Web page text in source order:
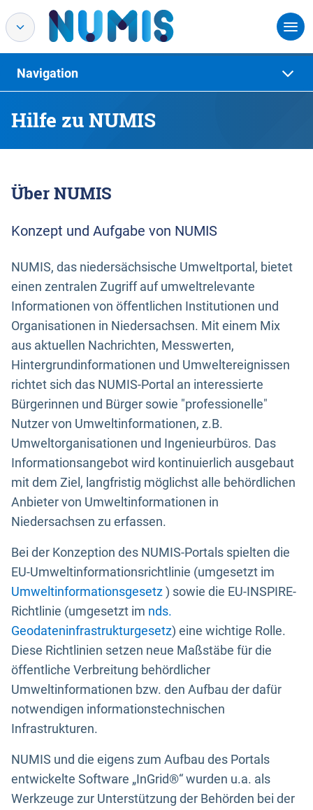
Hilfe zu NUMIS
Navigation
Über NUMIS
Konzept und Aufgabe von NUMIS
NUMIS, das niedersächsische Umweltportal, bietet
einen zentralen Zugriff auf umweltrelevante
Informationen von öffentlichen Institutionen und
Organisationen in Niedersachsen. Mit einem Mix
aus aktuellen Nachrichten, Messwerten,
Hintergrundinformationen und Umweltereignissen
richtet sich das NUMIS-Portal an interessierte
Bürgerinnen und Bürger sowie "professionelle"
Nutzer von Umweltinformationen, z.B.
Umweltorganisationen und Ingenieurbüros. Das
Informationsangebot wird kontinuierlich ausgebaut
mit dem Ziel, langfristig möglichst alle behördlichen
Anbieter von Umweltinformationen in
Niedersachsen zu erfassen.
Bei der Konzeption des NUMIS-Portals spielten die
EU-Umweltinformationsrichtlinie (umgesetzt im
Umweltinformationsgesetz) sowie die EU-INSPIRE-
Richtlinie (umgesetzt im nds.
Geodateninfrastrukturgesetz) eine wichtige Rolle.
Diese Richtlinien setzen neue Maßstäbe für die
öffentliche Verbreitung behördlicher
Umweltinformationen bzw. den Aufbau der dafür
notwendigen informationstechnischen
Infrastrukturen.
NUMIS und die eigens zum Aufbau des Portals
entwickelte Software „InGrid®“ wurden u.a. als
Werkzeuge zur Unterstützung der Behörden bei der